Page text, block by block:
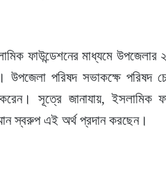
ফাউন্ডেশনের মাধ্যমে উপজেলার
পরিষদ সভাকক্ষে পরিষদ
সূত্রে জানাযায়, ইসলামিক
স্বরুপ এই অর্থ প্রদান করছেন।